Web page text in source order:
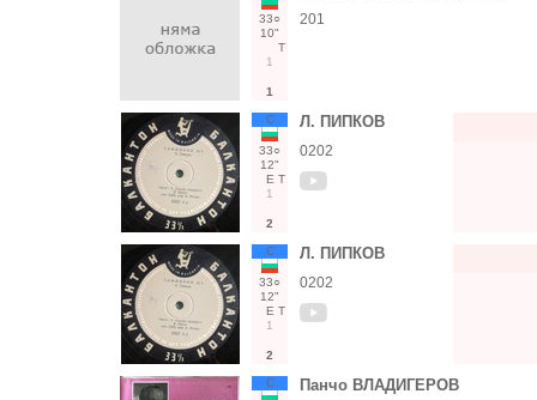
33○
10"
Т
1
1
201
С
33○
12"
Е Т
1
2
Л. ПИПКОВ
0202
С
33○
12"
Е Т
1
2
Л. ПИПКОВ
0202
С Панчо ВЛАДИГЕРОВ